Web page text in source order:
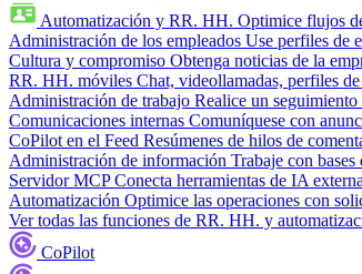
Automatización y RR. HH. Optimice flujos
Administración de los empleados Use perfiles de
Cultura y compromiso Obtenga noticias de la
RR. HH. móviles Chat, videollamadas, perfiles
Administración de trabajo Realice un
Comunicaciones internas Comuníquese con
CoPilot en el Feed Resúmenes de hilos de
Administración de información Trabaje con
Servidor MCP Conecta herramientas de IA
Automatización Optimice las operaciones con
Ver todas las funciones de RR. HH. y
CoPilot